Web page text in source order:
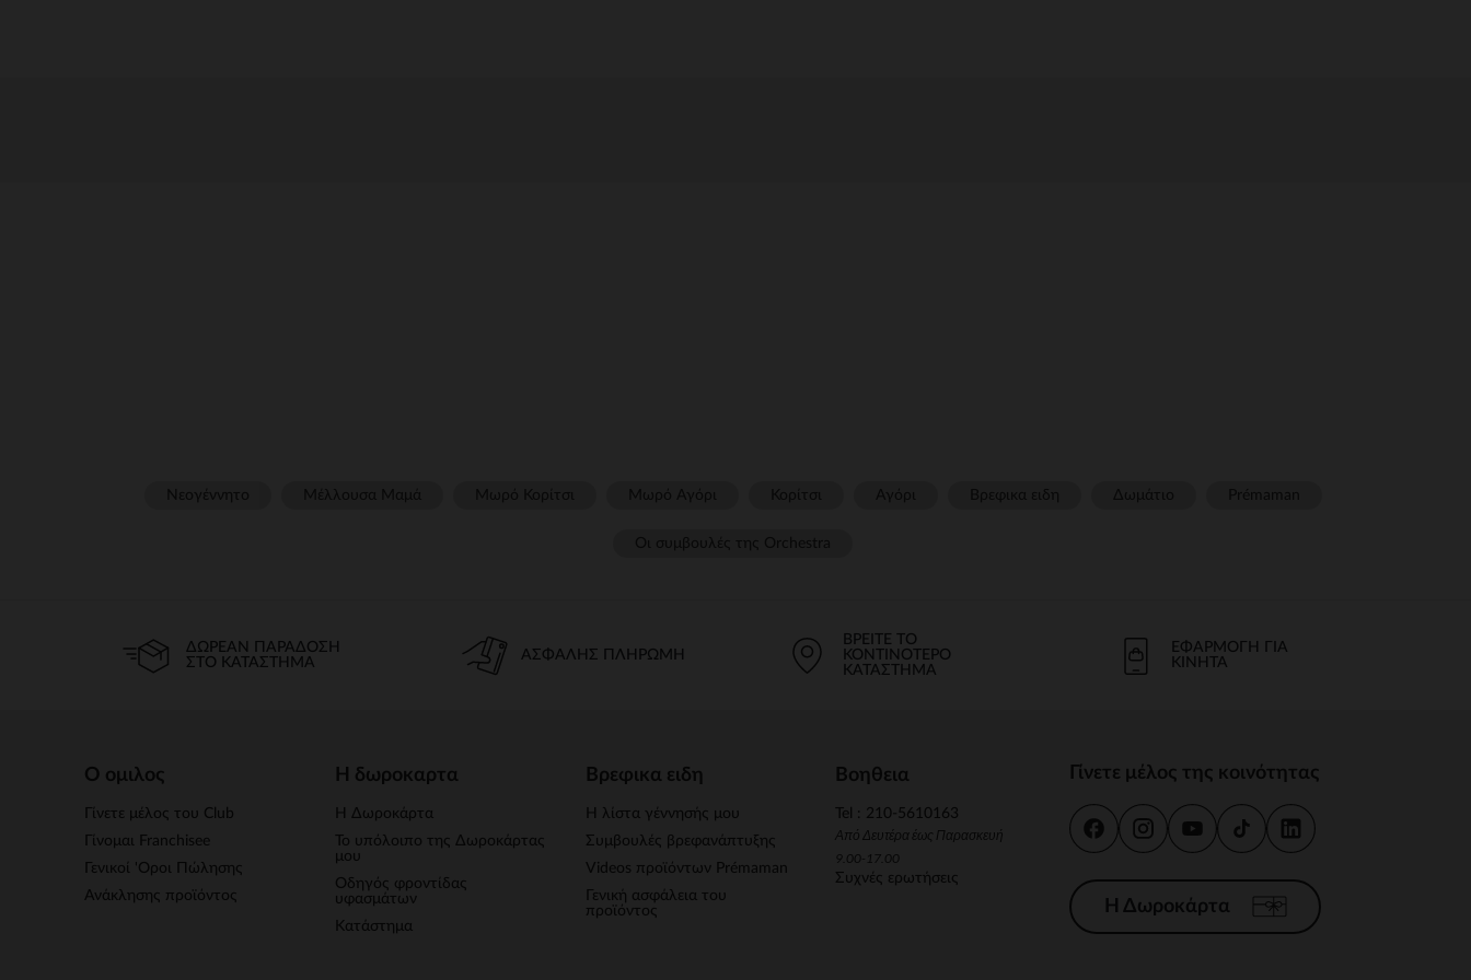
ΔΩΡΕΆΝ ΠΑΡΆΔΟΣΗ
ΣΤΟ ΚΑΤΆΣΤΗΜΑ
ΑΣΦΑΛΉΣ ΠΛΗΡΩΜΉ
ΒΡΕΊΤΕ ΤΟ
ΚΟΝΤΙΝΌΤΕΡΟ
ΚΑΤΆΣΤΗΜΑ
ΕΦΑΡΜΟΓΉ ΓΙΑ
ΚΙΝΗΤΆ
Ο ομιλος
Γίνετε μέλος του Club
Γίνομαι Franchisee
Γενικοί 'Οροι Πώλησης
Ανάκλησης προϊόντος
Η δωροκαρτα
Η Δωροκάρτα
Το υπόλοιπο της Δωροκάρτας
μου
Οδηγός φροντίδας
υφασμάτων
Κατάστημα
Βρεφικα ειδη
Η λίστα γέννησής μου
Συμβουλές βρεφανάπτυξης
Videos προϊόντων Prémaman
Γενική ασφάλεια του
προϊόντος
Βοηθεια
Tel : 210-5610163
Από Δευτέρα έως Παρασκευή
9.00-17.00
Συχνές ερωτήσεις
Γίνετε μέλος της κοινότητας
Η Δωροκάρτα